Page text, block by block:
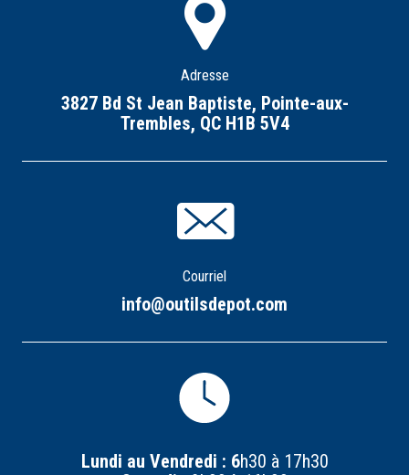
Adresse
3827 Bd St Jean Baptiste, Pointe-aux-
Trembles, QC H1B 5V4
Courriel
info@outilsdepot.com
Lundi au Vendredi : 6h30 à 17h30